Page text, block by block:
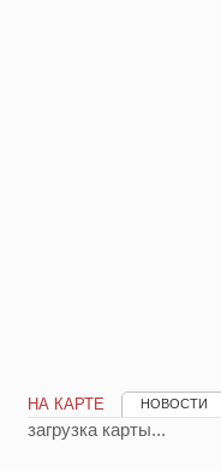
НА КАРТЕ НОВОСТИ
загрузка карты...